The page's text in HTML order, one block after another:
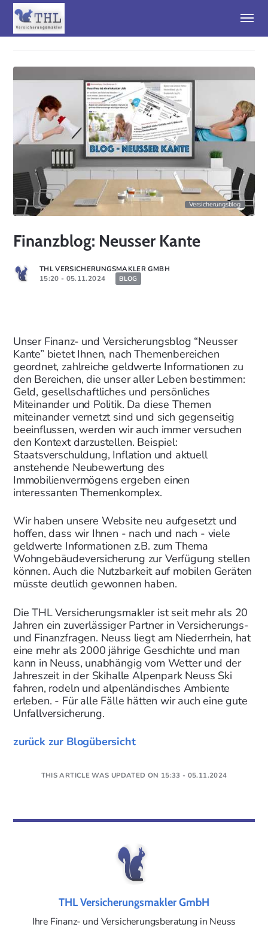
Versicherungsblog
Finanzblog: Neusser Kante
THL VERSICHERUNGSMAKLER GMBH
15:20 - 05.11.2024
BLOG
Unser Finanz- und Versicherungsblog “Neusser
Kante” bietet Ihnen, nach Themenbereichen
geordnet, zahlreiche geldwerte Informationen zu
den Bereichen, die unser aller Leben bestimmen:
Geld, gesellschaftliches und persönliches
Miteinander und Politik. Da diese Themen
miteinander vernetzt sind und sich gegenseitig
beeinflussen, werden wir auch immer versuchen
den Kontext darzustellen. Beispiel:
Staatsverschuldung, Inflation und aktuell
anstehende Neubewertung des
Immobilienvermögens ergeben einen
interessanten Themenkomplex.
Wir haben unsere Website neu aufgesetzt und
hoffen, dass wir Ihnen - nach und nach - viele
geldwerte Informationen z.B. zum Thema
Wohngebäudeversicherung zur Verfügung stellen
können. Auch die Nutzbarkeit auf mobilen Geräten
müsste deutlich gewonnen haben.
Die THL Versicherungsmakler ist seit mehr als 20
Jahren ein zuverlässiger Partner in Versicherungs-
und Finanzfragen. Neuss liegt am Niederrhein, hat
eine mehr als 2000 jährige Geschichte und man
kann in Neuss, unabhängig vom Wetter und der
Jahreszeit in der Skihalle Alpenpark Neuss Ski
fahren, rodeln und alpenländisches Ambiente
erleben. - Für alle Fälle hätten wir auch eine gute
Unfallversicherung.
zurück zur Blogübersicht
THIS ARTICLE WAS UPDATED ON 15:33 - 05.11.2024
THL Versicherungsmakler GmbH
Ihre Finanz- und Versicherungsberatung in Neuss